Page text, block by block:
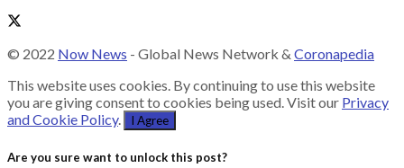
© 2022 Now News - Global News Network & Coronapedia
This website uses cookies. By continuing to use this website
you are giving consent to cookies being used. Visit our Privacy
and Cookie Policy. I Agree
Are you sure want to unlock this post?